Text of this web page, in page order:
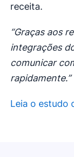
receita.
“Graças aos
integrações
comunicar
rapidamente.”
Leia o estudo